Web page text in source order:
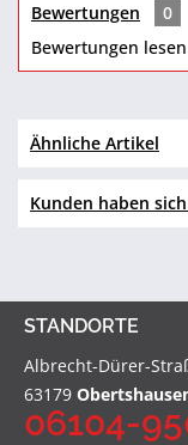
Bewertungen
0
Bewertungen
Ähnliche Artikel
Kunden haben
STANDORTE
Albrecht-Dürer-
63179
06104-